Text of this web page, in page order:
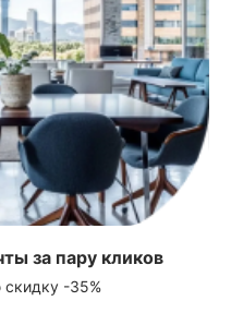
за пару кликов
скидку -35%